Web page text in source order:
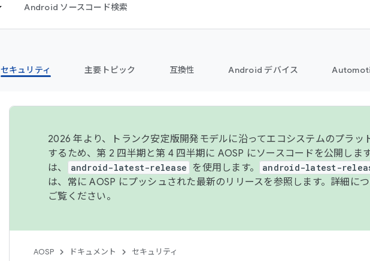
Android ソースコード検索
セキュリティ 主要トピック 互換性 Android デバイス
2026 年より、トランク安定版開発モデルに沿ってエコシステムのプラッ
するため、第 2 四半期と第 4 四半期に AOSP にソースコードを公開しま
は、
android-latest-release を使用します。 android-latest-
は、常に AOSP にプッシュされた最新のリリースを参照します。詳細につ
ご覧ください。
AOSP ドキュメント セキュリティ